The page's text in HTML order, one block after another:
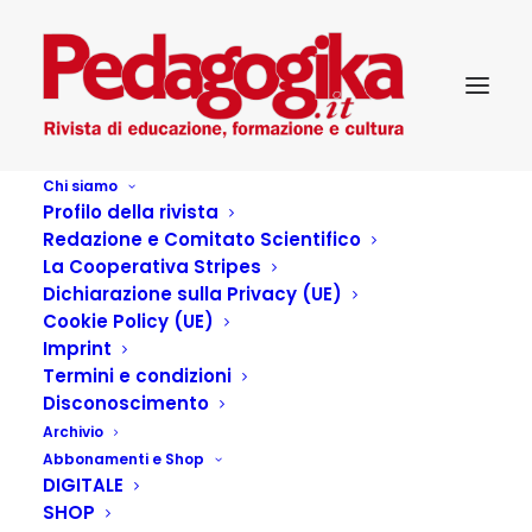
Chi siamo
Profilo della rivista
Redazione e Comitato Scientifico
La Cooperativa Stripes
Dichiarazione sulla Privacy (UE)
Cookie Policy (UE)
Imprint
Termini e condizioni
Disconoscimento
Archivio
Abbonamenti e Shop
DIGITALE
SHOP
Contesti familiari.
Percorsi educativi
13 LUGLIO 2016 | INPEDAGOGIKA_IX_3-LE RELAZIONI
EDUCATIVE